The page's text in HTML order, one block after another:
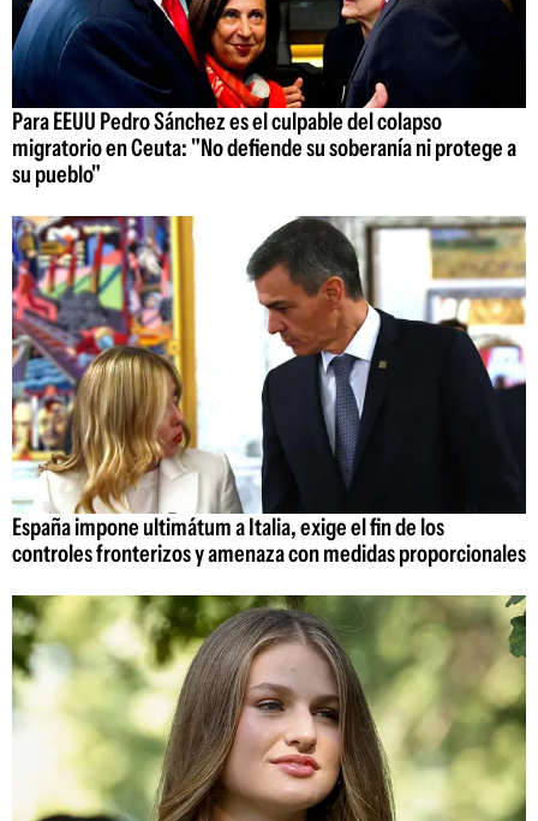
Para EEUU Pedro Sánchez es el culpable del colapso
migratorio en Ceuta: "No defiende su soberanía ni protege a
su pueblo"
España impone ultimátum a Italia, exige el fin de los
controles fronterizos y amenaza con medidas proporcionales